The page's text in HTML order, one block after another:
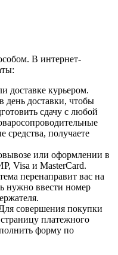
В интернет-
доставке курьером.
день доставки, чтобы
сдачу с любой
средства, получаете
или оформлении в
Visa и MasterCard.
перенаправит вас на
нужно ввести номер
совершения покупки
платежного
форму по